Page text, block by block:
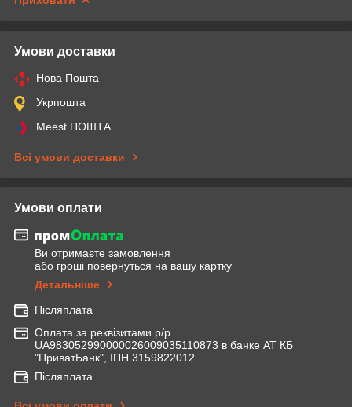
Умови доставки
Нова Пошта
Укрпошта
Meest ПОШТА
Всі умови доставки
Умови оплати
Ви отримаєте замовлення
або гроші повернуться на вашу картку
Детальніше
Післяплата
Оплата за реквізитами р/р
UA983052990000026009035110873 в банке АТ КБ
"ПриватБанк", ІПН 3159822012
Післяплата